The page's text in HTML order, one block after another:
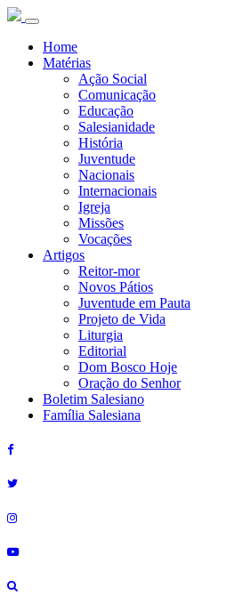
Home
Matérias
Ação Social
Comunicação
Educação
Salesianidade
História
Juventude
Nacionais
Internacionais
Igreja
Missões
Vocações
Artigos
Reitor-mor
Novos Pátios
Juventude em Pauta
Projeto de Vida
Liturgia
Editorial
Dom Bosco Hoje
Oração do Senhor
Boletim Salesiano
Família Salesiana